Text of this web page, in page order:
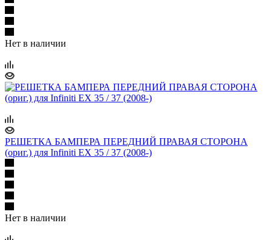
Нет в наличии
РЕШЕТКА БАМПЕРА ПЕРЕДНИЙ ПРАВАЯ СТОРОНА
(ориг.) для Infiniti EX 35 / 37 (2008-)
Нет в наличии